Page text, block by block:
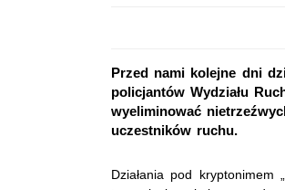
Przed nami kolejne dni
policjantów Wydziału
wyeliminować
uczestników ruchu.
Działania pod